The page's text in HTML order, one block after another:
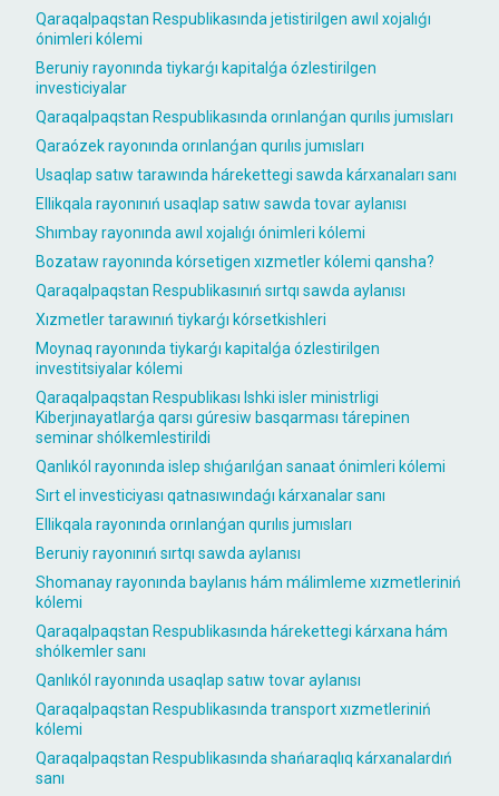
Qaraqalpaqstan Respublikasında jetistirilgen awıl xojalıǵı
ónimleri kólemi
Beruniy rayonında tiykarǵı kapitalǵa ózlestirilgen
investiciyalar
Qaraqalpaqstan Respublikasında orınlanǵan qurılıs jumısları
Qaraózek rayonında orınlanǵan qurılıs jumısları
Usaqlap satıw tarawında hárekettegi sawda kárxanaları sanı
Ellikqala rayonınıń usaqlap satıw sawda tovar aylanısı
Shımbay rayonında awıl xojalıǵı ónimleri kólemi
Bozataw rayonında kórsetigen xızmetler kólemi qansha?
Qaraqalpaqstan Respublikasınıń sırtqı sawda aylanısı
Xızmetler tarawınıń tiykarǵı kórsetkishleri
Moynaq rayonında tiykarǵı kapitalǵa ózlestirilgen
investitsiyalar kólemi
Qaraqalpaqstan Respublikası Ishki isler ministrligi
Kiberjınayatlarǵa qarsı gúresiw basqarması tárepinen
seminar shólkemlestirildi
Qanlıkól rayonında islep shıǵarılǵan sanaat ónimleri kólemi
Sırt el investiciyası qatnasıwındaǵı kárxanalar sanı
Ellikqala rayonında orınlanǵan qurılıs jumısları
Beruniy rayonınıń sırtqı sawda aylanısı
Shomanay rayonında baylanıs hám málimleme xızmetleriniń
kólemi
Qaraqalpaqstan Respublikasında hárekettegi kárxana hám
shólkemler sanı
Qanlıkól rayonında usaqlap satıw tovar aylanısı
Qaraqalpaqstan Respublikasında transport xızmetleriniń
kólemi
Qaraqalpaqstan Respublikasında shańaraqlıq kárxanalardıń
sanı